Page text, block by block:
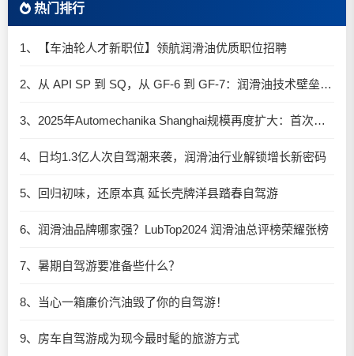
热门排行
1、【车油轮人才新职位】领航润滑油优质职位招聘
2、从 API SP 到 SQ，从 GF-6 到 GF-7：润滑油技术壁垒再升高，你准备好了吗？
3、2025年Automechanika Shanghai规模再度扩大：首次启用国家会展中心（上海）全部15个展馆
4、日均1.3亿人次自驾潮来袭，润滑油行业解锁增长新密码​
5、回归初味，还原本真 延长壳牌洋县踏春自驾游
6、润滑油品牌哪家强？LubTop2024 润滑油总评榜荣耀张榜
7、暑期自驾游要准备些什么？
8、当心一箱廉价汽油毁了你的自驾游！
9、房车自驾游成为现今最时髦的旅游方式